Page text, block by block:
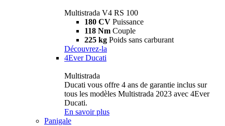
Multistrada V4 RS 100
180 CV Puissance
118 Nm Couple
225 kg Poids sans carburant
Découvrez-la
4Ever Ducati
Multistrada
Ducati vous offre 4 ans de garantie inclus sur
tous les modèles Multistrada 2023 avec 4Ever
Ducati.
En savoir plus
Panigale